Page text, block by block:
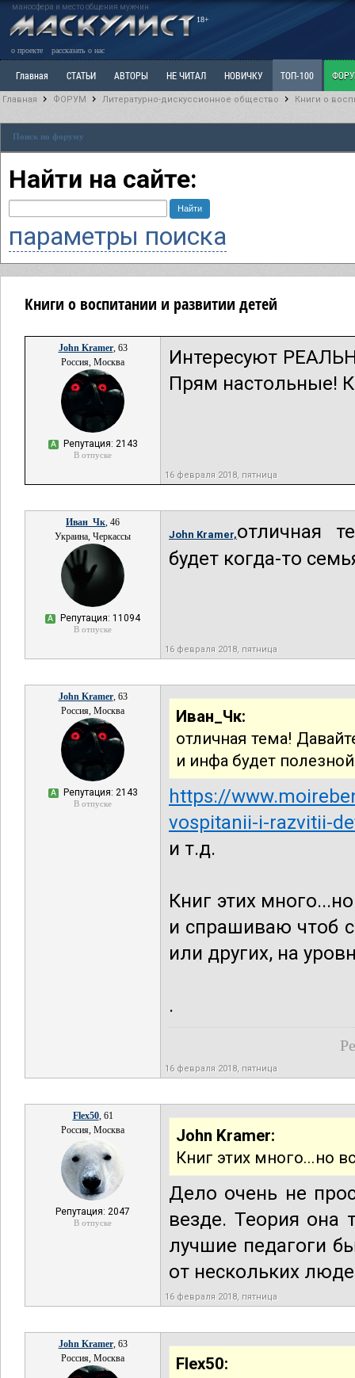
маносфера и место общения мужчин
18+
о проекте рассказать о нас
Главная СТАТЬИ АВТОРЫ НЕ ЧИТАЛ НОВИЧКУ ТОП-100
Ветка: Расстаюсь или Развожусь. САНЧАС Ветка: Наболевшее. Выскажись!
РАЗДЕЛ: Разное
Главная ФОРУМ Литературно-дискуссионное общество Книги о
Поиск по форуму
Найти на сайте:
параметры поиска
Книги о воспитании и развитии детей
John Kramer, 63
Россия, Москва
А Репутация: 2143
В отпуске
Интересуют
Прям настольные!
16 февраля 2018, пятница
Иван_Чк, 46
Украина, Черкассы
А Репутация: 11094
В отпуске
John Kramer,отличная
будет когда-то
16 февраля 2018, пятница
John Kramer, 63
Россия, Москва
А Репутация: 2143
В отпуске
Иван_Чк:
отличная тема!
и инфа будет
https://
vospitanii-i-razvitii-
и т.д.
Книг этих
и спрашиваю чтоб
или других, на
.
16 февраля 2018, пятница
Flex50, 61
Россия, Москва
Репутация: 2047
В отпуске
John Kramer:
Книг этих много...но
Дело очень не
везде. Теория она
лучшие педагоги
от нескольких
16 февраля 2018, пятница
John Kramer, 63
Россия, Москва
Flex50: